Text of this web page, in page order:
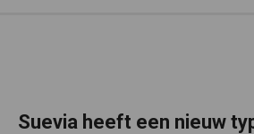
Suevia heeft een nieuw